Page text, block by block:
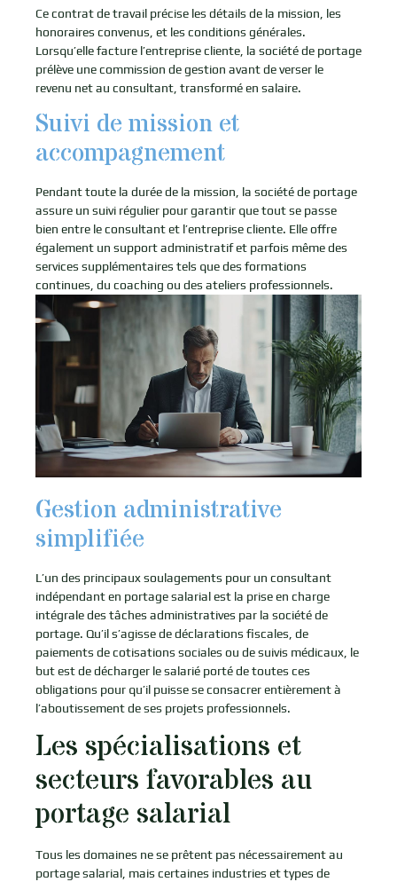
Ce contrat de travail précise les détails de la mission, les
honoraires convenus, et les conditions générales.
Lorsqu’elle facture l’entreprise cliente, la société de portage
prélève une commission de gestion avant de verser le
revenu net au consultant, transformé en salaire.
Suivi de mission et
accompagnement
Pendant toute la durée de la mission, la société de portage
assure un suivi régulier pour garantir que tout se passe
bien entre le consultant et l’entreprise cliente. Elle offre
également un support administratif et parfois même des
services supplémentaires tels que des formations
continues, du coaching ou des ateliers professionnels.
Gestion administrative
simplifiée
L’un des principaux soulagements pour un consultant
indépendant en portage salarial est la prise en charge
intégrale des tâches administratives par la société de
portage. Qu’il s’agisse de déclarations fiscales, de
paiements de cotisations sociales ou de suivis médicaux, le
but est de décharger le salarié porté de toutes ces
obligations pour qu’il puisse se consacrer entièrement à
l’aboutissement de ses projets professionnels.
Les spécialisations et
secteurs favorables au
portage salarial
Tous les domaines ne se prêtent pas nécessairement au
portage salarial, mais certaines industries et types de